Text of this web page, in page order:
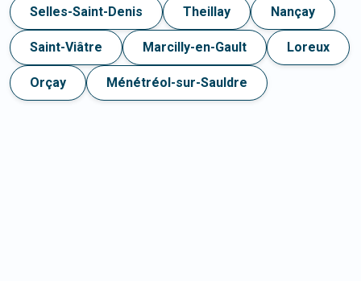
Selles-Saint-Denis Theillay Nançay
Saint-Viâtre Marcilly-en-Gault Loreux
Orçay Ménétréol-sur-Sauldre